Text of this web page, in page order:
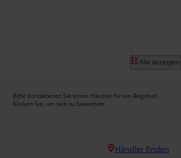
Alle anzeigen
Bitte kontaktieren Sie einen Händler für ein Angebot.
Klicken Sie, um sich zu bewerben.
Händler finden